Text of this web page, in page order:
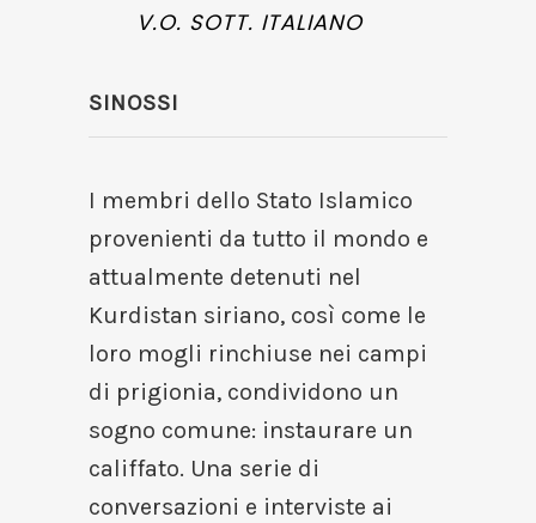
V.O. SOTT. ITALIANO
SINOSSI
I membri dello Stato Islamico
provenienti da tutto il mondo e
attualmente detenuti nel
Kurdistan siriano, così come le
loro mogli rinchiuse nei campi
di prigionia, condividono un
sogno comune: instaurare un
califfato. Una serie di
conversazioni e interviste ai